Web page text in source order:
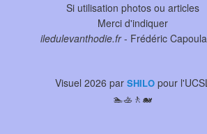
Si utilisation photos ou articles
Merci d'indiquer
iledulevanthodie.fr- Frédéric
Visuel 2026 par SHILOpour
🏊🚣🚶🐋